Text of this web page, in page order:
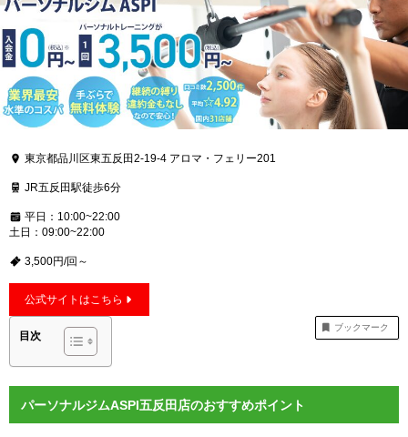
東京都品川区東五反田2-19-4 アロマ・フェリー201
JR五反田駅徒歩6分
平日：10:00~22:00
土日：09:00~22:00
3,500円/回～
公式サイトはこちら
ブックマーク
目次
パーソナルジムASPI五反田店のおすすめポイント